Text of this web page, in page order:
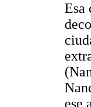
Esa
ese